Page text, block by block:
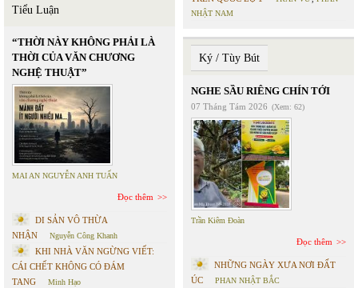
Tiểu Luận
“THỜI NÀY KHÔNG PHẢI LÀ
THỜI CỦA VĂN CHƯƠNG
NGHỆ THUẬT”
MAI AN NGUYỄN ANH TUẤN
Đọc thêm
DI SẢN VÔ THỪA
NHẬN
Nguyễn Công Khanh
KHI NHÀ VĂN NGỪNG VIẾT:
CÁI CHẾT KHÔNG CÓ ĐÁM
TANG
Minh Hạo
NHẬT NAM
Ký / Tùy Bút
NGHE SẦU RIÊNG CHÍN TỚI
07 Tháng Tám 2026 (Xem: 62)
Trần Kiêm Đoàn
Đọc thêm
NHỮNG NGÀY XƯA NƠI ĐẤT
ÚC
PHAN NHẬT BẮC